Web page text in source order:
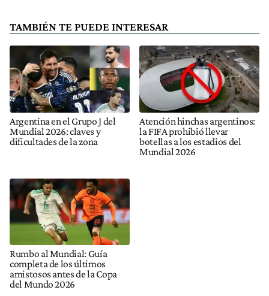
TAMBIÉN TE PUEDE INTERESAR
Argentina en el Grupo J del
Mundial 2026: claves y
dificultades de la zona
Atención hinchas argentinos:
la FIFA prohibió llevar
botellas a los estadios del
Mundial 2026
Rumbo al Mundial: Guía
completa de los últimos
amistosos antes de la Copa
del Mundo 2026